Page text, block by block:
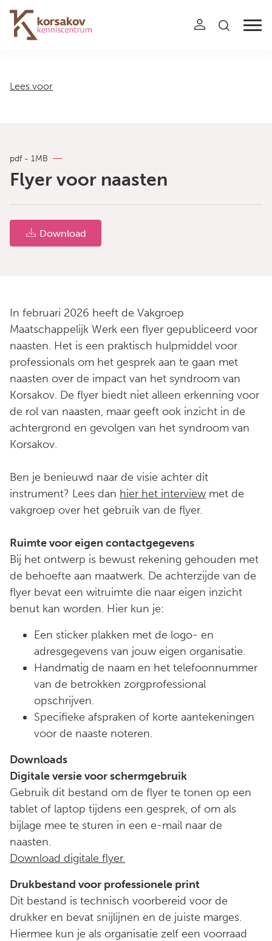
Navigation
Lees voor
pdf - 1MB
Flyer voor naasten
Download
In februari 2026 heeft de Vakgroep
Maatschappelijk Werk een flyer gepubliceerd voor
naasten. Het is een praktisch hulpmiddel voor
professionals om het gesprek aan te gaan met
naasten over de impact van het syndroom van
Korsakov. De flyer biedt niet alleen erkenning voor
de rol van naasten, maar geeft ook inzicht in de
achtergrond en gevolgen van het syndroom van
Korsakov.
Ben je benieuwd naar de visie achter dit
instrument? Lees dan hier het interview met de
vakgroep over het gebruik van de flyer.
Ruimte voor eigen contactgegevens
Bij het ontwerp is bewust rekening gehouden met
de behoefte aan maatwerk. De achterzijde van de
flyer bevat een witruimte die naar eigen inzicht
benut kan worden. Hier kun je:
Een sticker plakken met de logo- en
adresgegevens van jouw eigen organisatie.
Handmatig de naam en het telefoonnummer
van de betrokken zorgprofessional
opschrijven.
Specifieke afspraken of korte aantekeningen
voor de naaste noteren.
Downloads
Digitale versie voor schermgebruik
Gebruik dit bestand om de flyer te tonen op een
tablet of laptop tijdens een gesprek, of om als
bijlage mee te sturen in een e-mail naar de
naasten.
Download digitale flyer.
Drukbestand voor professionele print
Dit bestand is technisch voorbereid voor de
drukker en bevat snijlijnen en de juiste marges.
Hiermee kun je als organisatie zelf een voorraad